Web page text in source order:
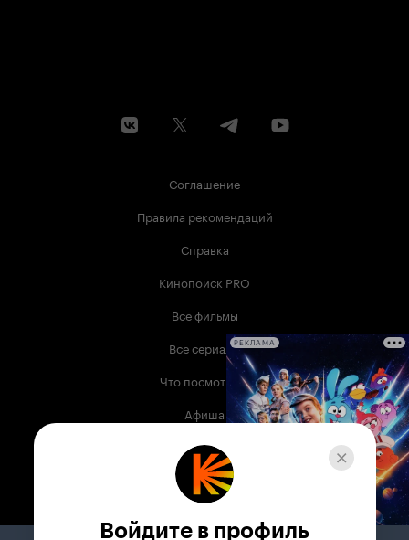
Соглашение
Правила рекомендаций
Справка
Кинопоиск PRO
Все фильмы
Все сериалы
Что посмотреть
Афиша
Музыка
Телепрограмма
РЕКЛАМА
Войдите в профиль